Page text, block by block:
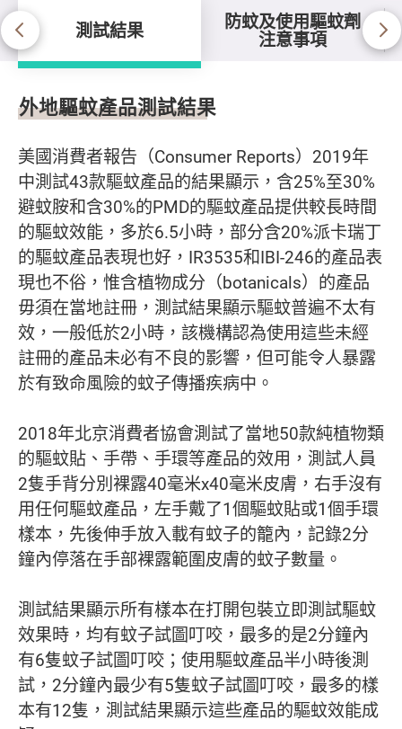
測試結果 防蚊及使用驅蚊劑
注意事項
測試結果
外地驅蚊產品測試結果
美國消費者報告（Consumer Reports）2019年
中測試43款驅蚊產品的結果顯示，含25%至30%
避蚊胺和含30%的PMD的驅蚊產品提供較長時間
的驅蚊效能，多於6.5小時，部分含20%派卡瑞丁
的驅蚊產品表現也好，IR3535和IBI-246的產品表
現也不俗，惟含植物成分（botanicals）的產品
毋須在當地註冊，測試結果顯示驅蚊普遍不太有
效，一般低於2小時，該機構認為使用這些未經
註冊的產品未必有不良的影響，但可能令人暴露
於有致命風險的蚊子傳播疾病中。
2018年北京消費者協會測試了當地50款純植物類
的驅蚊貼、手帶、手環等產品的效用，測試人員
2隻手背分別裸露40毫米x40毫米皮膚，右手沒有
用任何驅蚊產品，左手戴了1個驅蚊貼或1個手環
樣本，先後伸手放入載有蚊子的籠內，記錄2分
鐘內停落在手部裸露範圍皮膚的蚊子數量。
測試結果顯示所有樣本在打開包裝立即測試驅蚊
效果時，均有蚊子試圖叮咬，最多的是2分鐘內
有6隻蚊子試圖叮咬；使用驅蚊產品半小時後測
試，2分鐘內最少有5隻蚊子試圖叮咬，最多的樣
本有12隻，測試結果顯示這些產品的驅蚊效能成